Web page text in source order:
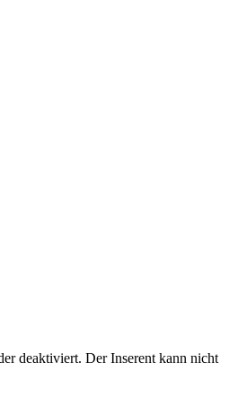
deaktiviert. Der Inserent kann nicht